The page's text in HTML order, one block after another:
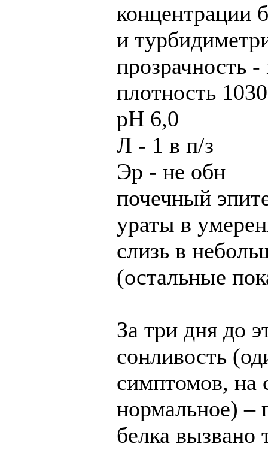
концентрации
и
прозрачность
плотность 1030
рН 6,0
Л - 1 в п/з
Эр - не обн
почечный
ураты в
слизь в
(остальные
За три дня до
сонливость
симптомов, на
нормальное) –
белка вызвано